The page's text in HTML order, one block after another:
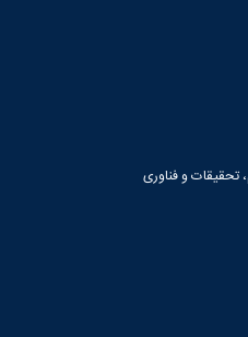
تحقیقات و فناوری